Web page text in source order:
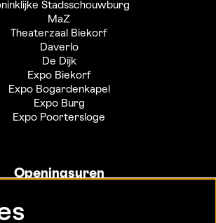
Stadsschouwburg
MaZ
Theaterzaal Biekorf
Daverlo
De Dijk
Expo Biekorf
Expo Bogardenkapel
Expo Burg
Expo Poortersloge
Openingsuren
Sint-Jakobsstraat 20